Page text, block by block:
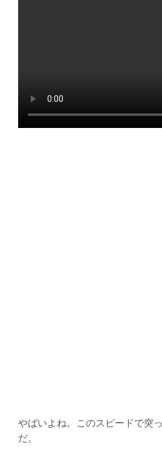
やばいよね。このスピードで突
だ。